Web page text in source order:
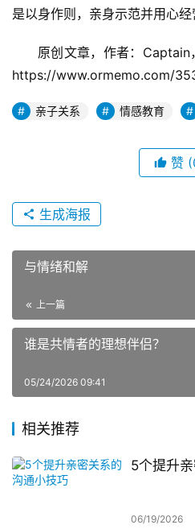
是以身作则，亲身示范并用心经
原创文章，作者：Captain
https://www.ormemo.com/
亲子关系 情感教育
赞
生成海报
与情绪和解
上一篇
谁是共情者的理想伴侣？
05/24/2026 09:41
相关推荐
5个提升
06/19/2026